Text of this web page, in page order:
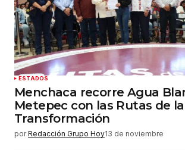
Guardar mi nombre, correo
web en este navegador para la
haga un comentario.
Enviar comentario
ESTADOS
Menchaca recorre Agua
Metepec con las Rutas de la
Transformación
por Redacción Grupo Hoy13 de noviembre